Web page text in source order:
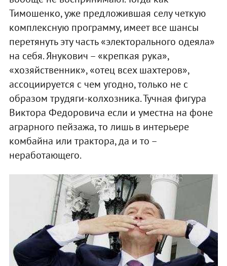
Тимошенко, уже предложившая селу четкую
комплексную программу, имеет все шансы
перетянуть эту часть «электорального одеяла»
на себя. Янукович – «крепкая рука»,
«хозяйственник», «отец всех шахтеров»,
ассоциируется с чем угодно, только не с
образом трудяги-колхозника. Тучная фигура
Виктора Федоровича если и уместна на фоне
аграрного пейзажа, то лишь в интерьере
комбайна или трактора, да и то –
неработающего.